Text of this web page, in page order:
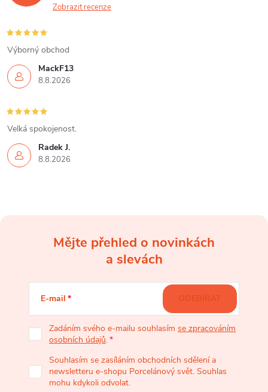
Zobrazit recenze
MackF13
8.8.2026
Výborný obchod
Radek J.
8.8.2026
Velká spokojenost.
Mějte přehled o novinkách
a slevách
E-mail
Zadáním svého e-mailu souhlasím se zpracováním
osobních údajů.
Souhlasím se zasíláním obchodních sdělení a
newsletteru e-shopu Porcelánový svět. Souhlas
mohu kdykoli odvolat.
ODEBÍRAT